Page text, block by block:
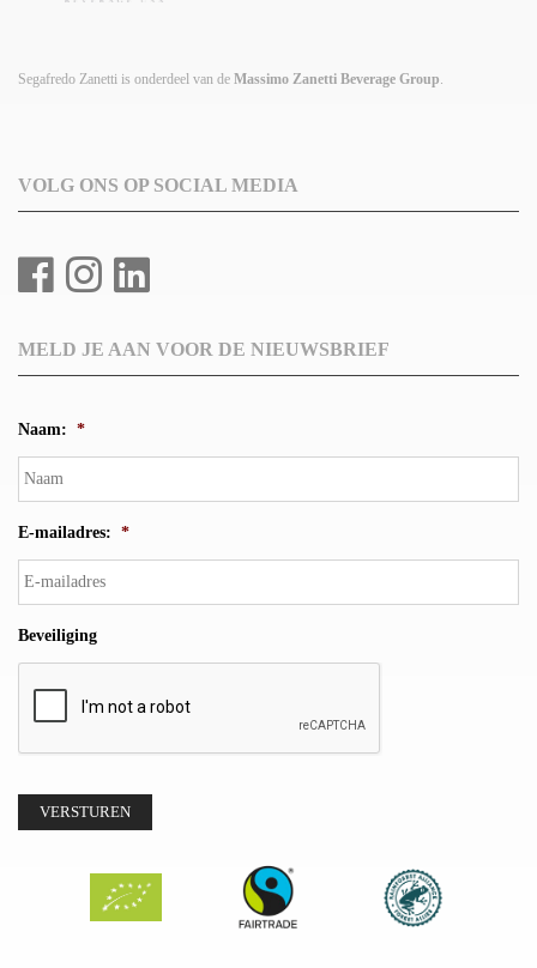
Segafredo Zanetti is onderdeel van de Massimo Zanetti Beverage Group.
VOLG ONS OP SOCIAL MEDIA
MELD JE AAN VOOR DE NIEUWSBRIEF
Naam: *
E-mailadres: *
Beveiliging
VERSTUREN